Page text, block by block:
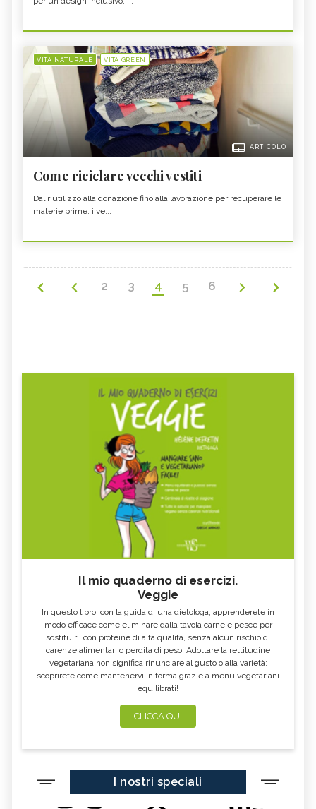
VITA NATURALE VITA GREEN
ARTICOLO
Come riciclare vecchi vestiti
Dal riutilizzo alla donazione fino alla lavorazione per recuperare le
materie prime: i ve...
2 3 4 5 6
Il mio quaderno di esercizi.
Veggie
In questo libro, con la guida di una dietologa, apprenderete in
modo efficace come eliminare dalla tavola carne e pesce per
sostituirli con proteine di alta qualità, senza alcun rischio di
carenze alimentari o perdita di peso. Adottare la rettitudine
vegetariana non significa rinunciare al gusto o alla varietà:
scoprirete come mantenervi in forma grazie a menu vegetariani
equilibrati!
CLICCA QUI
I nostri speciali